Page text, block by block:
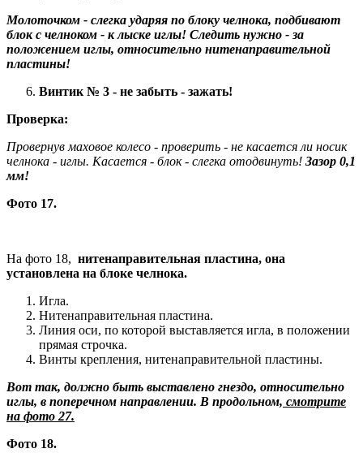
Молоточком - слегка ударяя по блоку челнока, подбивают
блок с челноком - к лыске иглы! Следить нужно - за
положением иглы, относительно нитенаправительной
пластины!
Винтик № 3 - не забыть - зажать!
Проверка:
Провернув маховое колесо - проверить - не касается ли носик
челнока - иглы. Касается - блок - слегка отодвинуть! Зазор 0,1
мм!
Фото 17.
На фото 18, нитенаправительная пластина, она
установлена на блоке челнока.
Игла.
Нитенаправительная пластина.
Линия оси, по которой выставляется игла, в положении
прямая строчка.
Винты крепления, нитенаправительной пластины.
Вот так, должно быть выставлено гнездо, относительно
иглы, в поперечном направлении. В продольном, смотрите
на фото 27.
Фото 18.